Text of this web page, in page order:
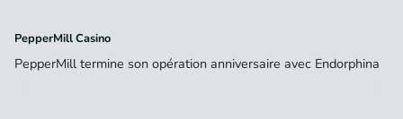
PepperMill Casino
PepperMill termine son opération anniversaire avec Endorphina